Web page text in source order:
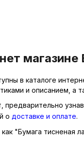
магазине
в каталоге
и описанием, а
о доставке и оплате.
"Бумага тисненая